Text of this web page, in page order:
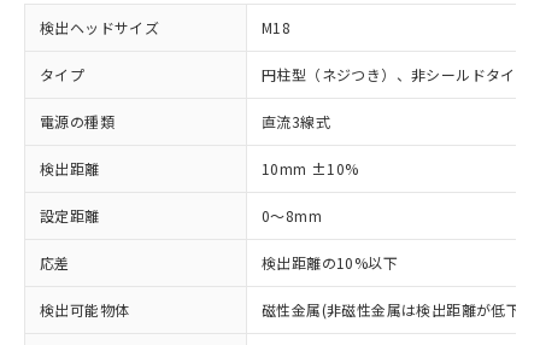
検出ヘッドサイズ M18
タイプ 円柱型（ネジつき）、非シールドタイプ
電源の種類 直流3線式
検出距離 10mm ±10%
設定距離 0～8mm
応差 検出距離の10%以下
検出可能物体 磁性金属(非磁性金属は検出距離が低下し